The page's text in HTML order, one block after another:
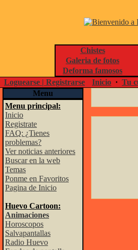
Chistes
Galeria de fotos
Deforma famosos
Loguearse | Registrarse
Inicio · Tu
Menu
Menu principal:
Inicio
Registrate
FAQ: ¿Tienes
problemas?
Ver noticias anteriores
Buscar en la web
Temas
Ponme en Favoritos
Pagina de Inicio
Huevo Cartoon:
Animaciones
Horoscopos
Salvapantallas
Radio Huevo